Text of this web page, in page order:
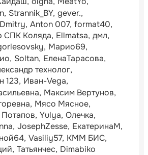
Strannik_BY gever.
Anton 007 format40
СПК Коляда Ellmatsa дмл
Марио69
Soltan ЕленаТарасова
технолог
123 Иван-Vega
Максим Вертунов
Мясо Мясное
Yulya Олечка
JosephZesse ЕкатеринаМ
ной64 Vasiliy57 КММ БИС
Татьянчес Dimabiko